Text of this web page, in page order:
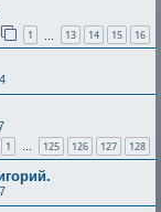
1 13 14 15 16
1 … 125 126 127 128